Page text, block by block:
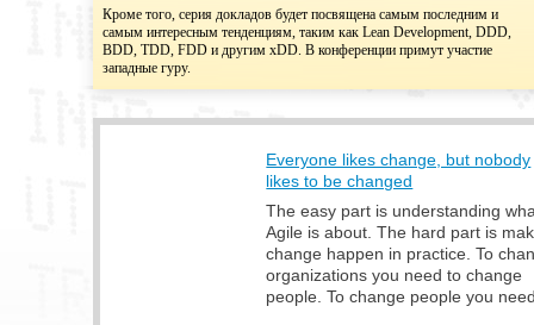
Кроме того, серия докладов будет посвящена самым последним и
самым интересным тенденциям, таким как Lean Development, DDD,
BDD, TDD, FDD и другим xDD. В конференции примут участие
западные гуру.
Everyone likes change, but nobody
likes to be changed
The easy part is understanding
Agile is about. The hard part is
change happen in practice. To
organizations you need to change
people. To change people you